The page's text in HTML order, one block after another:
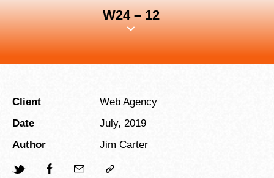
W24 – 12
Client
Web Agency
Date
July, 2019
Author
Jim Carter